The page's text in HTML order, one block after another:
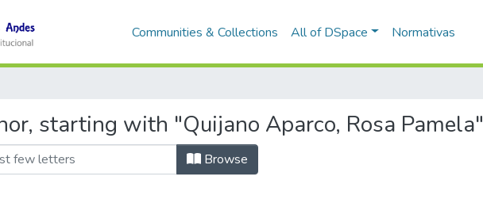
Communities & Collections All of DSpace Normativas
starting with "Quijano Aparco, Rosa Pamela"
Browse